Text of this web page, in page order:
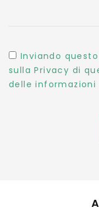
Inviando
sulla Privacy di
delle informazioni